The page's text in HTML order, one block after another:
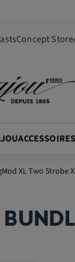
Concept Store
XL Two Strobe